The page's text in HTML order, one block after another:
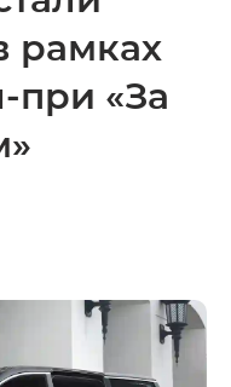
рамках
при «За